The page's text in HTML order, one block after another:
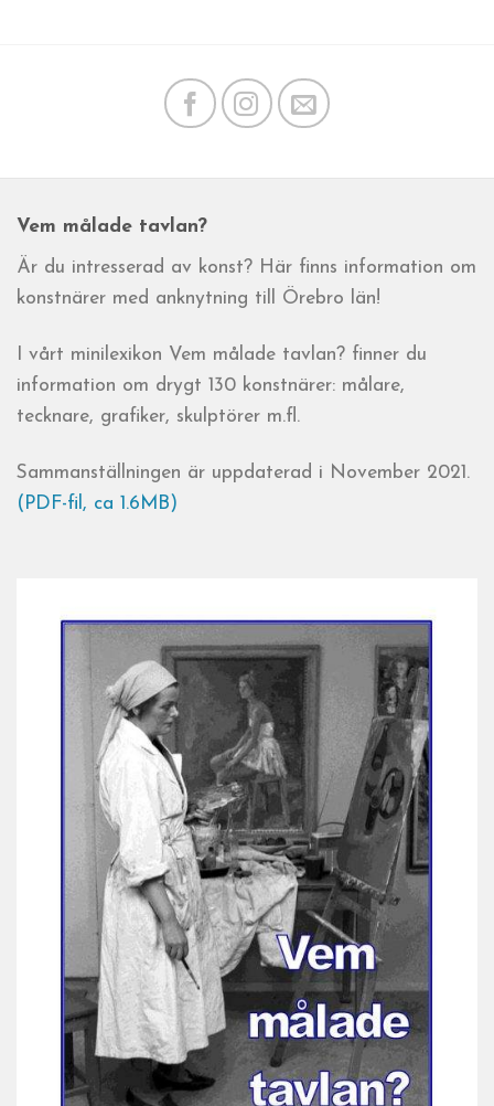
Vem målade tavlan?
Är du intresserad av konst? Här finns information om
konstnärer med anknytning till Örebro län!
I vårt minilexikon Vem målade tavlan? finner du
information om drygt 130 konstnärer: målare,
tecknare, grafiker, skulptörer m.fl.
Sammanställningen är uppdaterad i November 2021.
(PDF-fil, ca 1.6MB)